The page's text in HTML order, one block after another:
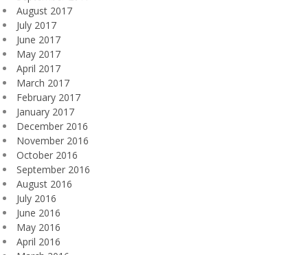
August 2017
July 2017
June 2017
May 2017
April 2017
March 2017
February 2017
January 2017
December 2016
November 2016
October 2016
September 2016
August 2016
July 2016
June 2016
May 2016
April 2016